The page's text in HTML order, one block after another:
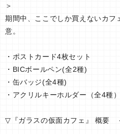
＞
期間中、ここでしか買えないカフ
意。
・ポストカード4枚セット
・BICボールペン(全2種)
・缶バッジ(全4種) 各
・アクリルキーホルダー（全4
▽『ガラスの仮面カフェ』 概要